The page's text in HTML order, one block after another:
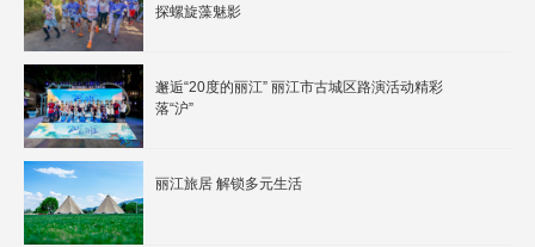
探螺旋藻魅影
邂逅“20度的丽江” 丽江市古城区路演活动精彩
落“沪”
丽江旅居 解锁多元生活